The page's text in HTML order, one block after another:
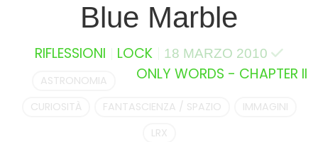
Blue Marble
RIFLESSIONI LOCK 18 MARZO 2010
ONLY WORDS - CHAPTER II
ASTRONOMIA
CURIOSITÀ
FANTASCIENZA / SPAZIO
IMMAGINI
LRX